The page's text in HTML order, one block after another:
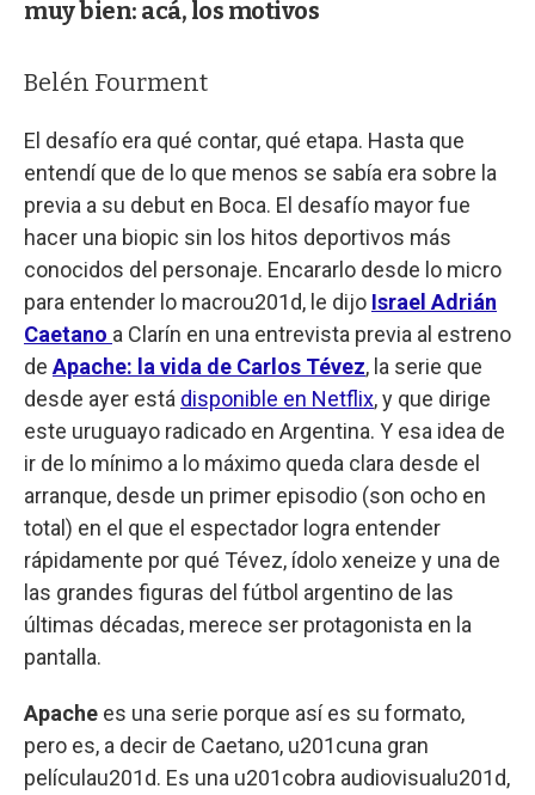
muy bien: acá, los motivos
Belén Fourment
El desafío era qué contar, qué etapa. Hasta que
entendí que de lo que menos se sabía era sobre la
previa a su debut en Boca. El desafío mayor fue
hacer una biopic sin los hitos deportivos más
conocidos del personaje. Encararlo desde lo micro
para entender lo macrou201d, le dijo Israel Adrián
Caetano a Clarín en una entrevista previa al estreno
de Apache: la vida de Carlos Tévez, la serie que
desde ayer está disponible en Netflix, y que dirige
este uruguayo radicado en Argentina. Y esa idea de
ir de lo mínimo a lo máximo queda clara desde el
arranque, desde un primer episodio (son ocho en
total) en el que el espectador logra entender
rápidamente por qué Tévez, ídolo xeneize y una de
las grandes figuras del fútbol argentino de las
últimas décadas, merece ser protagonista en la
pantalla.
Apache es una serie porque así es su formato,
pero es, a decir de Caetano, u201cuna gran
películau201d. Es una u201cobra audiovisualu201d,